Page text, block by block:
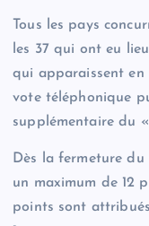
Tous les pays
les 37 qui ont eu
qui apparaissent
vote téléphonique
supplémentaire du
Dès la fermeture
un maximum de 12
points sont attribués